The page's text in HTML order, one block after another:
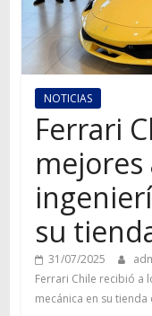
NOTICIAS
Ferrari
su
31/07/2025
Ferrari Chile recibió a
mecánica en su tienda